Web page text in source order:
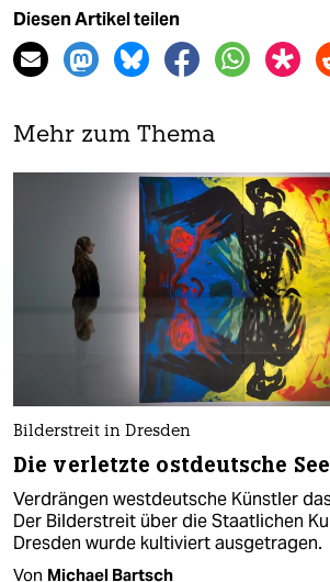
Diesen Artikel teilen
Mehr zum Thema
Bilderstreit in Dresden
Die verletzte ostdeutsche
Verdrängen westdeutsche Künstler
Der Bilderstreit über die Staatlichen
Dresden wurde kultiviert ausgetragen.
Von Michael Bartsch